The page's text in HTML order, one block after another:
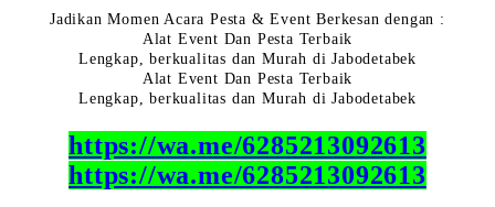
Jadikan Momen Acara Pesta & Event Berkesan dengan :
Alat Event Dan Pesta Terbaik
Lengkap, berkualitas dan Murah di Jabodetabek
Alat Event Dan Pesta Terbaik
Lengkap, berkualitas dan Murah di Jabodetabek
https://wa.me/6285213092613
https://wa.me/6285213092613